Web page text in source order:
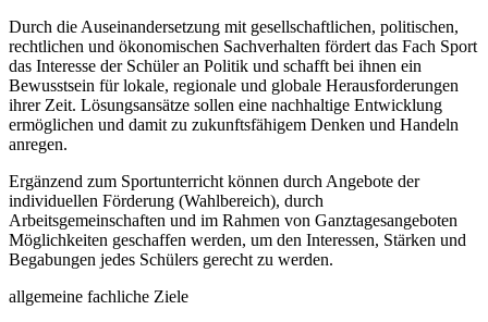
Durch die Auseinandersetzung mit gesellschaftlichen, politischen,
rechtlichen und ökonomischen Sachverhalten fördert das Fach Sport
das Interesse der Schüler an Politik und schafft bei ihnen ein
Bewusstsein für lokale, regionale und globale Herausforderungen
ihrer Zeit. Lösungsansätze sollen eine nachhaltige Entwicklung
ermöglichen und damit zu zukunftsfähigem Denken und Handeln
anregen.
Ergänzend zum Sportunterricht können durch Angebote der
individuellen Förderung (Wahlbereich), durch
Arbeitsgemeinschaften und im Rahmen von Ganztagesangeboten
Möglichkeiten geschaffen werden, um den Interessen, Stärken und
Begabungen jedes Schülers gerecht zu werden.
allgemeine fachliche Ziele